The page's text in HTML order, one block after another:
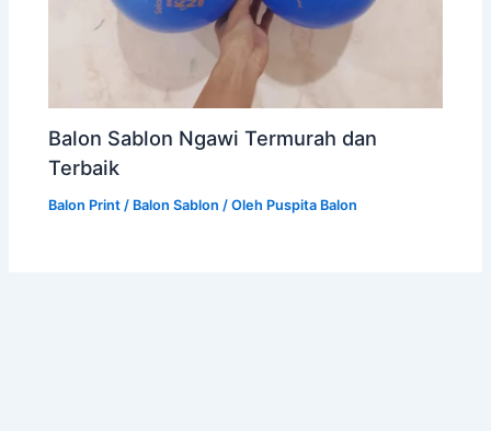
Balon Sablon Ngawi Termurah dan
Terbaik
Balon Print / Balon Sablon / Oleh Puspita Balon